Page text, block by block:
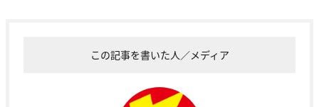
この記事を書いた人／メディア